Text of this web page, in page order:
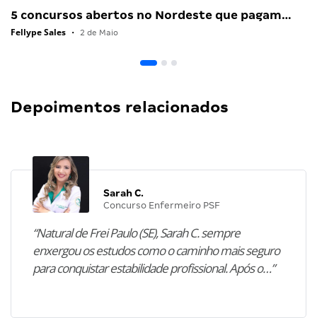
5 concursos abertos no Nordeste que pagam…
Fellype Sales • 2 de Maio
Depoimentos relacionados
Sarah C.
Concurso Enfermeiro PSF
“Natural de Frei Paulo (SE), Sarah C. sempre
enxergou os estudos como o caminho mais seguro
para conquistar estabilidade profissional. Após o…”